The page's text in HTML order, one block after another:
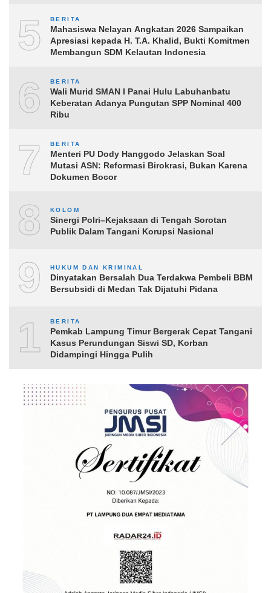
5 BERITA
Mahasiswa Nelayan Angkatan 2026 Sampaikan
Apresiasi kepada H. T.A. Khalid, Bukti Komitmen
Membangun SDM Kelautan Indonesia
6 BERITA
Wali Murid SMAN I Panai Hulu Labuhanbatu
Keberatan Adanya Pungutan SPP Nominal 400
Ribu
7 BERITA
Menteri PU Dody Hanggodo Jelaskan Soal
Mutasi ASN: Reformasi Birokrasi, Bukan Karena
Dokumen Bocor
8 KOLOM
Sinergi Polri–Kejaksaan di Tengah Sorotan
Publik Dalam Tangani Korupsi Nasional
9 HUKUM DAN KRIMINAL
Dinyatakan Bersalah Dua Terdakwa Pembeli BBM
Bersubsidi di Medan Tak Dijatuhi Pidana
10BERITA
Pemkab Lampung Timur Bergerak Cepat Tangani
Kasus Perundungan Siswi SD, Korban
Didampingi Hingga Pulih